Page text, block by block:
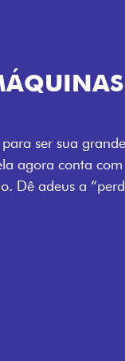
pode abrir o
pela fechadura.
para o seu